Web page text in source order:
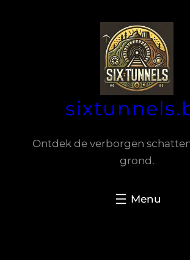
Ontdek de verborgen
grond.